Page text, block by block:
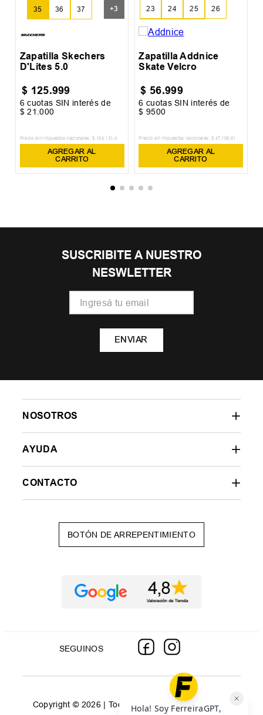
35 36 37 +3
Zapatilla Skechers
D'Lites 5.0
$ 125.999
6 cuotas SIN interés de
$ 21 .000
Precio sin impuestos nacionales: $ 104. 131 4
AGREGAR AL
CARRITO
23 24 25 26
27 28
Zapatilla Addnice
Skate Velcro
$ 56.999
6 cuotas SIN interés de
$ 9500
Precio sin impuestos nacionales: $ 47 106 61
AGREGAR AL
CARRITO
SUSCRIBITE A NUESTRO
NESWLETTER
ENVIAR
NOSOTROS
AYUDA
CONTACTO
BOTÓN DE ARREPENTIMIENTO
SEGUINOS
Copyright © 2026 | Todos los derechos reservados